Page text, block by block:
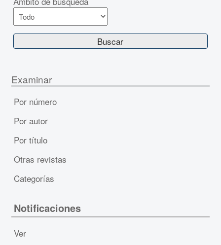
Examinar
Por número
Por autor
Por título
Otras revistas
Categorías
Notificaciones
Ver